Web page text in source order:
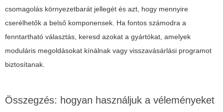
csomagolás környezetbarát jellegét és azt, hogy mennyire
cserélhetők a belső komponensek. Ha fontos számodra a
fenntartható választás, keresd azokat a gyártókat, amelyek
moduláris megoldásokat kínálnak vagy visszavásárlási programot
biztosítanak.
Összegzés: hogyan használjuk a véleményeket